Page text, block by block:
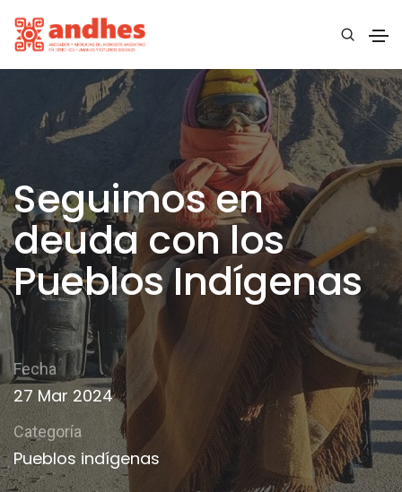
Seguimos en
deuda con los
Pueblos Indígenas
Fecha
27 Mar 2024
Categoría
Pueblos indígenas